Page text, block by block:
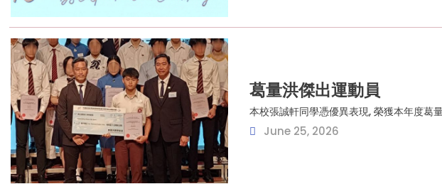
葛量洪傑出運動員
本校張誠軒同學憑優異表現, 榮獲本年度葛
June 25, 2026